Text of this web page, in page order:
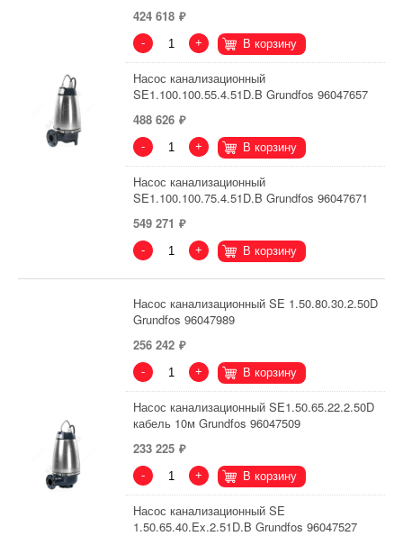
424 618
- + В корзину
Насос канализационный
SE1.100.100.55.4.51D.B Grundfos 96047657
488 626
- + В корзину
Насос канализационный
SE1.100.100.75.4.51D.B Grundfos 96047671
549 271
- + В корзину
Насос канализационный SE 1.50.80.30.2.50D
Grundfos 96047989
256 242
- + В корзину
Насос канализационный SE1.50.65.22.2.50D
кабель 10м Grundfos 96047509
233 225
- + В корзину
Насос канализационный SE
1.50.65.40.Ex.2.51D.B Grundfos 96047527